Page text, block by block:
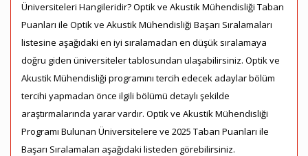
Üniversiteleri Hangileridir? Optik ve Akustik Mühendisliği Taban
Puanları ile Optik ve Akustik Mühendisliği Başarı Sıralamaları
listesine aşağıdaki en iyi sıralamadan en düşük sıralamaya
doğru giden üniversiteler tablosundan ulaşabilirsiniz. Optik ve
Akustik Mühendisliği programını tercih edecek adaylar bölüm
tercihi yapmadan önce ilgili bölümü detaylı şekilde
araştırmalarında yarar vardır. Optik ve Akustik Mühendisliği
Programı Bulunan Üniversitelere ve 2025 Taban Puanları ile
Başarı Sıralamaları aşağıdaki listeden görebilirsiniz.